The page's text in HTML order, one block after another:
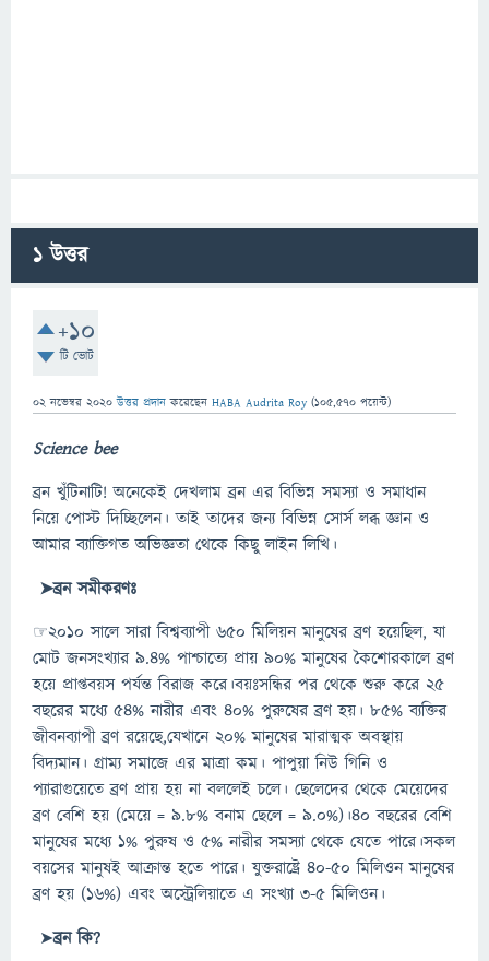
1উত্তর
+10
টি ভোট
02 নভেম্বর 2020 উত্তর প্রদান করেছেন HABA Audrita Roy (105,570 পয়েন্ট)
Science bee
ব্রন খুঁটিনাটি! অনেকেই দেখলাম ব্রন এর বিভিন্ন সমস্যা ও সমাধান
নিয়ে পোস্ট দিচ্ছিলেন। তাই তাদের জন্য বিভিন্ন সোর্স লব্ধ জ্ঞান ও
আমার ব্যাক্তিগত অভিজ্ঞতা থেকে কিছু লাইন লিখি।
➤ব্রন সমীকরণঃ
☞২০১০ সালে সারা বিশ্বব্যাপী ৬৫০ মিলিয়ন মানুষের ব্রণ হয়েছিল, যা
মোট জনসংখ্যার ৯.৪% পাশ্চাত্যে প্রায় ৯০% মানুষের কৈশোরকালে ব্রণ
হয়ে প্রাপ্তবয়স পর্যন্ত বিরাজ করে।বয়ঃসন্ধির পর থেকে শুরু করে ২৫
বছরের মধ্যে ৫৪% নারীর এবং ৪০% পুরুষের ব্রণ হয়। ৮৫% ব্যক্তির
জীবনব্যাপী ব্রণ রয়েছে,যেখানে ২০% মানুষের মারাত্মক অবস্থায়
বিদ্যমান। গ্রাম্য সমাজে এর মাত্রা কম। পাপুয়া নিউ গিনি ও
প্যারাগুয়েতে ব্রণ প্রায় হয় না বললেই চলে। ছেলেদের থেকে মেয়েদের
ব্রণ বেশি হয় (মেয়ে = ৯.৮% বনাম ছেলে = ৯.0%)।৪০ বছরের বেশি
মানুষের মধ্যে ১% পুরুষ ও ৫% নারীর সমস্যা থেকে যেতে পারে।সকল
বয়সের মানুষই আক্রান্ত হতে পারে। যুক্তরাষ্ট্রে ৪০-৫০ মিলিওন মানুষের
ব্রণ হয় (১৬%) এবং অস্ট্রেলিয়াতে এ সংখ্যা ৩-৫ মিলিওন।
➤ব্রন কি?